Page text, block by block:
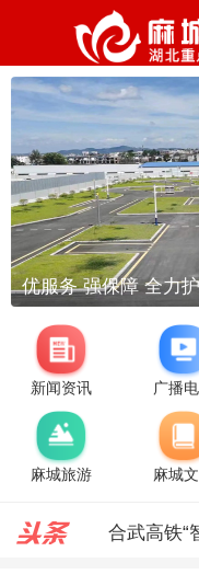
优服务 强保障 全力
新闻资讯 广播
麻城旅游 麻城
合武高铁“